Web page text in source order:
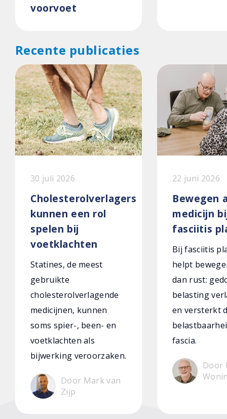
voorvoet
Recente publicaties
30 juli 2026
Cholesterolverlagers
kunnen een rol
spelen bij
voetklachten
Statines, de meest
gebruikte
cholesterolverlagende
medicijnen, kunnen
soms spier-, been- en
voetklachten als
bijwerking veroorzaken.
Door Mark van
Zijp
22 juni 2026
Bewegen
medicijn
fasciitis
Bij fasciitis
helpt
dan rust:
belasting
en versterkt
fascia.
Door